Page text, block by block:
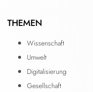
THEMEN
Wissenschaft
Umwelt
Digitalisierung
Gesellschaft